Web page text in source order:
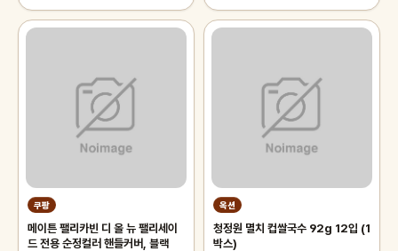
쿠팡
메이튼 팰리카빈 디 올 뉴 팰리세이
드 전용 순정컬러 핸들커버, 블랙
옥션
청정원 멸치 컵쌀국수 92g 12입 (1
박스)